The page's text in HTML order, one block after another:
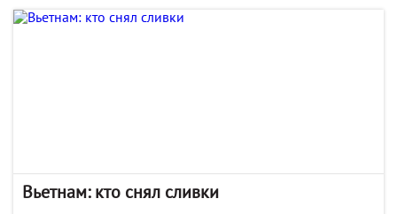
Вьетнам: кто снял сливки